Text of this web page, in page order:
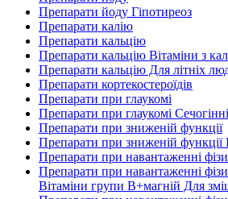
Препарати йоду Гіпотиреоз
Препарати калію
Препарати кальцію
Препарати кальцію Вітаміни з
Препарати кальцію Для літніх
Препарати кортекостероїдів
Препарати при глаукомі
Препарати при глаукомі
Препарати при зниженій функції
Препарати при зниженій функції
Препарати при навантаженні
Препарати при навантаженні
Вітаміни групи В+магній Для